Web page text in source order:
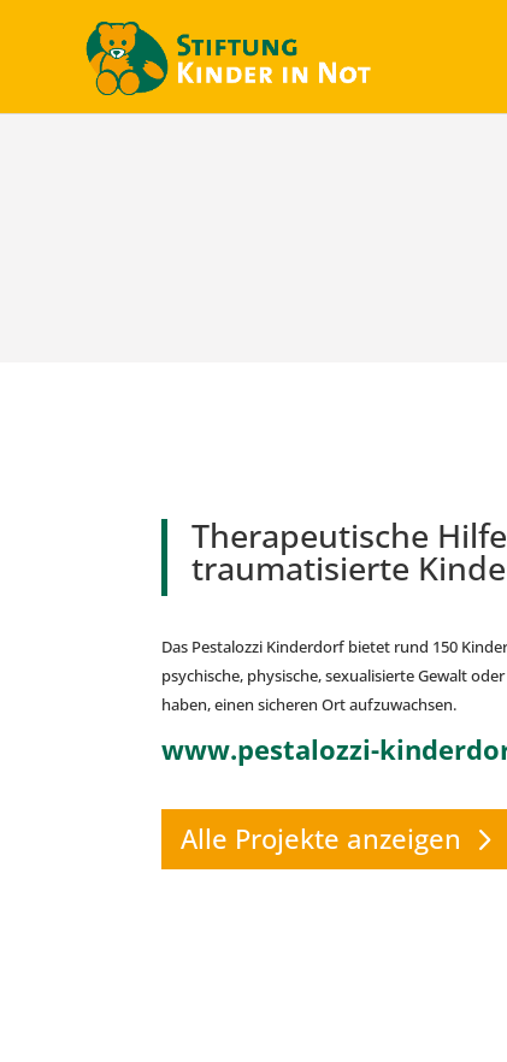
Therapeutische
traumatisierte
Das Pestalozzi Kinderdorf bietet rund 150
psychische, physische, sexualisierte Gewalt
haben, einen sicheren Ort aufzuwachsen.
www.pestalozzi-
Alle Projekte anzeigen